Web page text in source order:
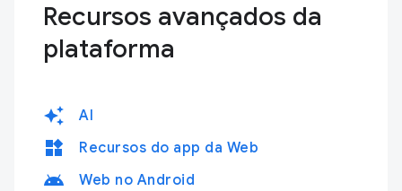
Recursos avançados da
plataforma
auto_awesome AI
widgets Recursos do app da Web
android Web no Android